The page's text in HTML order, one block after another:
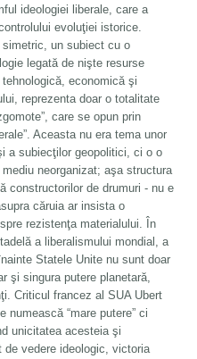
ideologiei liberale, care a
evoluţiei istorice.
simetric, un subiect cu o
legată de nişte resurse
economică şi
reprezenta doar o totalitate
care se opun prin
Aceasta nu era tema unor
a subiecţilor geopolitici, ci o o
neorganizat; aşa structura
constructorilor de drumuri - nu e
căruia ar insista o
rezistenţa materialului. În
a liberalismului mondial, a
Statele Unite nu sunt doar
şi singura putere planetară,
Criticul francez al SUA Ubert
numească “mare putere” ci
unicitatea acesteia şi
de vedere ideologic, victoria